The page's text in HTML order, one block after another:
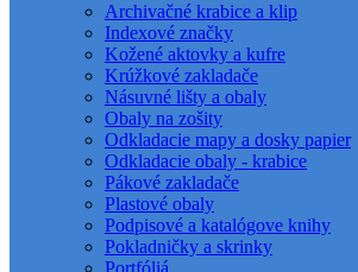
Archivačné krabice a klip
Indexové značky
Kožené aktovky a kufre
Krúžkové zakladače
Násuvné lišty a obaly
Obaly na zošity
Odkladacie mapy a dosky papier
Odkladacie obaly - krabice
Pákové zakladače
Plastové obaly
Podpisové a katalógove knihy
Pokladničky a skrinky
Portfóliá